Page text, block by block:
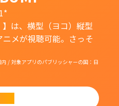
は、横型（ヨコ）縦型
メが視聴可能。さっそ
/ 対象アプリのパブリッシャーの国：日